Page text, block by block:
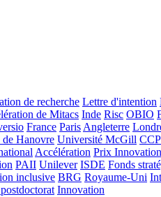
de recherche Lettre d'intention
de Mitacs Inde Risc OBIO
France Paris Angleterre
de Hanovre Université McGill
Accélération Prix
PAII Unilever ISDE Fonds
inclusive BRG Royaume-Uni
Innovation